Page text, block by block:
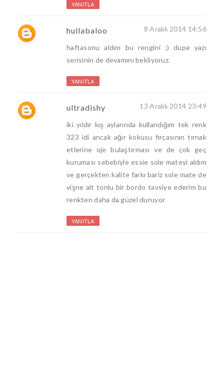
YANITLA
hullabaloo 8 Aralık 2014 14:56
haftasonu aldım bu rengini :) dupe yazı
serisinin de devamını bekliyoruz.
YANITLA
ultradishy 13 Aralık 2014 23:49
iki yıldır kış aylarında kullandığım tek renk
323 idi ancak ağır kokusu fırçasının tırnak
etlerine oje bulaştırması ve de çok geç
kuruması sebebiyle essie sole mateyi aldım
ve gerçekten kalite farkı bariz sole mate de
vişne alt tonlu bir bordo tavsiye ederim bu
renkten daha da güzel duruyor
YANITLA